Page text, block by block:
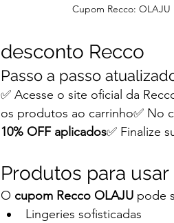
Cupom Recco: OLAJU
desconto Recco
Passo a passo
✅ Acesse o site oficial da
os produtos ao carrinho✅ No
10% OFF aplicados✅ Finalize
Produtos para
O cupom Recco OLAJU pode
Lingeries sofisticadas